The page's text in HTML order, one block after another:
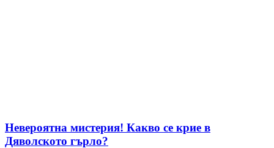
Невероятна мистерия! Какво се крие в
Дяволското гърло?